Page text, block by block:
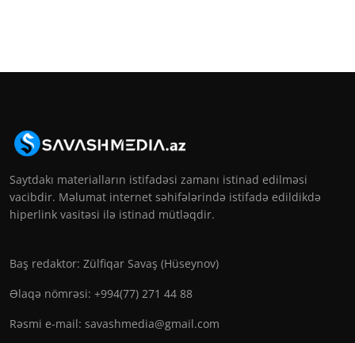
Saytdakı materialların istifadəsi zamanı istinad edilməsi
vacibdir. Məlumat internet səhifələrində istifadə edildikdə
hiperlink vasitəsi ilə istinad mütləqdir.
Baş redaktor: Zülfiqar Savaş (Hüseynov)
Əlaqə nömrəsi: +994(77) 271 44 88
Rəsmi e-mail: savashmedia@gmail.com